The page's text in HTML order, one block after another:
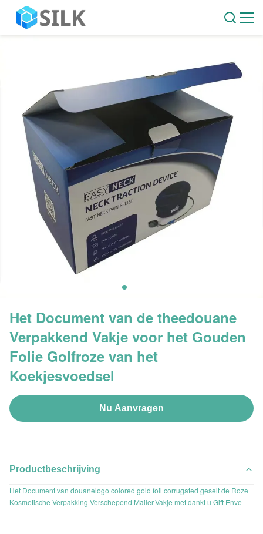
Het Document van de theedouane
Verpakkend Vakje voor het Gouden
Folie Golfroze van het
Koekjesvoedsel
Nu Aanvragen
Productbeschrijving
Het Document van douanelogo colored gold foil corrugated geselt de Roze
Kosmetische Verpakking Verschepend Mailer-Vakje met dankt u Gift Enve